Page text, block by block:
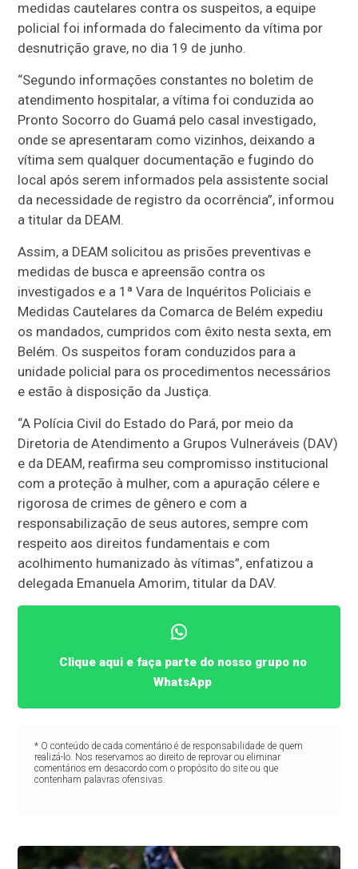
medidas cautelares contra os suspeitos, a equipe
policial foi informada do falecimento da vítima por
desnutrição grave, no dia 19 de junho.
“Segundo informações constantes no boletim de
atendimento hospitalar, a vítima foi conduzida ao
Pronto Socorro do Guamá pelo casal investigado,
onde se apresentaram como vizinhos, deixando a
vítima sem qualquer documentação e fugindo do
local após serem informados pela assistente social
da necessidade de registro da ocorrência”, informou
a titular da DEAM.
Assim, a DEAM solicitou as prisões preventivas e
medidas de busca e apreensão contra os
investigados e a 1ª Vara de Inquéritos Policiais e
Medidas Cautelares da Comarca de Belém expediu
os mandados, cumpridos com êxito nesta sexta, em
Belém. Os suspeitos foram conduzidos para a
unidade policial para os procedimentos necessários
e estão à disposição da Justiça.
“A Polícia Civil do Estado do Pará, por meio da
Diretoria de Atendimento a Grupos Vulneráveis (DAV)
e da DEAM, reafirma seu compromisso institucional
com a proteção à mulher, com a apuração célere e
rigorosa de crimes de gênero e com a
responsabilização de seus autores, sempre com
respeito aos direitos fundamentais e com
acolhimento humanizado às vítimas”, enfatizou a
delegada Emanuela Amorim, titular da DAV.
Clique aqui e faça parte do nosso grupo no
WhatsApp
* O conteúdo de cada comentário é de responsabilidade de quem
realizá-lo. Nos reservamos ao direito de reprovar ou eliminar
comentários em desacordo com o propósito do site ou que
contenham palavras ofensivas.